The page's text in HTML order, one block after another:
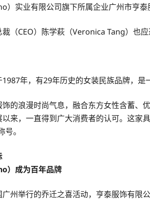
）实业有限公司旗下所属企业广州市亨
（CEO）陈学萩（Veronica Tang）也
年，有29年历史的女装民族品牌，是
的浪漫时尚气息，融合东方女性含蓄、
来，一直得到广大消费者的认可。这家
。
）成为百年品牌
州举行的乔迁之喜活动，亨泰服饰有限